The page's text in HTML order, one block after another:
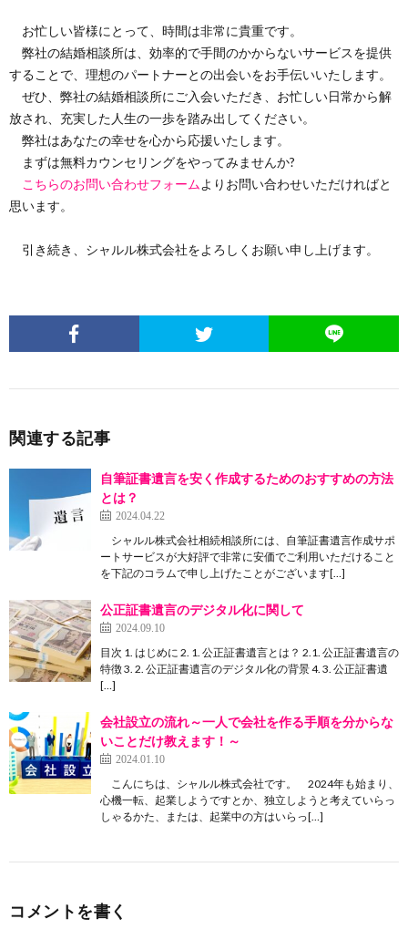
お忙しい皆様にとって、時間は非常に貴重です。
弊社の結婚相談所は、効率的で手間のかからないサービスを提供
することで、理想のパートナーとの出会いをお手伝いいたします。
ぜひ、弊社の結婚相談所にご入会いただき、お忙しい日常から解
放され、充実した人生の一歩を踏み出してください。
弊社はあなたの幸せを心から応援いたします。
まずは無料カウンセリングをやってみませんか?
こちらのお問い合わせフォームよりお問い合わせいただければと
思います。
引き続き、シャルル株式会社をよろしくお願い申し上げます。
関連する記事
自筆証書遺言を安く作成するためのおすすめの方法
とは？
2024.04.22
シャルル株式会社相続相談所には、自筆証書遺言作成サポ
ートサービスが大好評で非常に安価でご利用いただけること
を下記のコラムで申し上げたことがございます[…]
公正証書遺言のデジタル化に関して
2024.09.10
目次 1. はじめに 2. 1. 公正証書遺言とは？ 2.1. 公正証書遺言の
特徴 3. 2. 公正証書遺言のデジタル化の背景 4. 3. 公正証書遺
[…]
会社設立の流れ～一人で会社を作る手順を分からな
いことだけ教えます！～
2024.01.10
こんにちは、シャルル株式会社です。 2024年も始まり、
心機一転、起業しようですとか、独立しようと考えていらっ
しゃるかた、または、起業中の方はいらっ[…]
コメントを書く